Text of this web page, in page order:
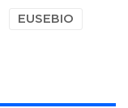
EUSEBIO